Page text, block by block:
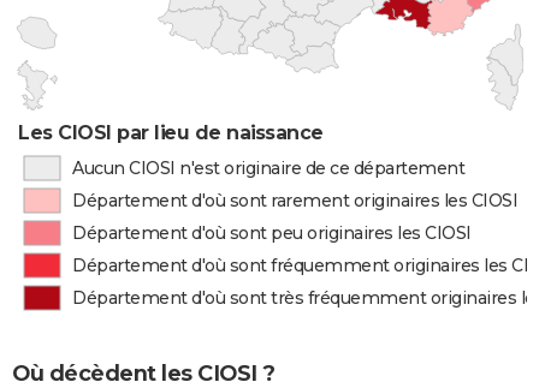
Les CIOSI par lieu de naissance
Aucun CIOSI n'est originaire de ce département
Département d'où sont rarement originaires les CIOSI
Département d'où sont peu originaires les CIOSI
Département d'où sont fréquemment originaires les
Département d'où sont très fréquemment originaires
Où décèdent les CIOSI ?